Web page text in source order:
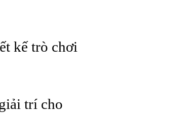
kế trò chơi
trí cho